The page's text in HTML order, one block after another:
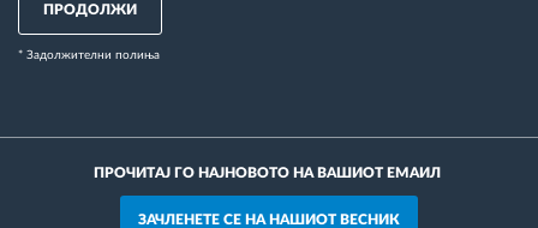
ПРОДОЛЖИ
* Задолжителни полиња
ПРОЧИТАЈ ГО НАЈНОВОТО НА ВАШИОТ ЕМАИЛ
ЗАЧЛЕНЕТЕ СЕ НА НАШИОТ ВЕСНИК